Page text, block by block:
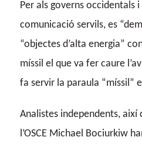
Per als governs occidentals
comunicació servils, es
“objectes d’alta energia”
míssil el que va fer caure
fa servir la paraula “míssil”
Analistes independents, així
l’OSCE Michael Bociurkiw